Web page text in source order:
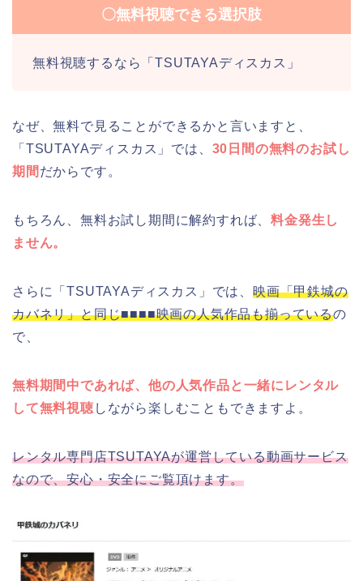
〇無料視聴できる選択肢
無料視聴するなら「TSUTAYAディスカス」
なぜ、無料で見ることができるかと言いますと、
「TSUTAYAディスカス」では、 30日間の無料のお試し
期間 だからです。
もちろん、無料お試し期間に解約すれば、料金発生し
ません。
さらに「TSUTAYAディスカス」では、 映画「甲鉄城の
カバネリ」と同じ■■■■映画の人気作品も揃っているの
で、
無料期間中であれば、他の人気作品と一緒にレンタル
して無料視聴 しながら楽しむこともできますよ。
レンタル専門店TSUTAYAが運営している動画サービス
なので、安心・安全にご覧頂けます。